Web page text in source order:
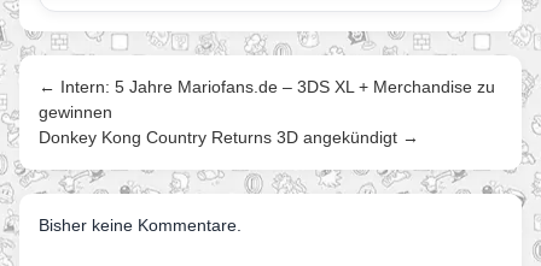
← Intern: 5 Jahre Mariofans.de – 3DS XL + Merchandise zu
gewinnen
Donkey Kong Country Returns 3D angekündigt →
Bisher keine Kommentare.